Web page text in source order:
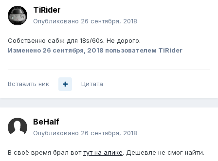
TiRider
Опубликовано 26 сентября, 2018
Собственно сабж для 18s/60s. Не дорого.
Изменено 26 сентября, 2018 пользователем TiRider
Вставить ник Цитата
BeHalf
Опубликовано 26 сентября, 2018
В своё время брал воттут на алике. Дешевле не смог найти.